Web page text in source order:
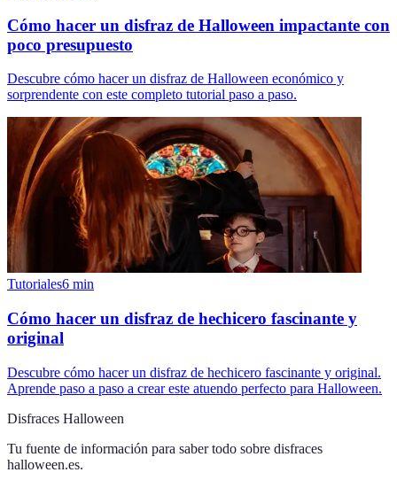
Cómo hacer un disfraz de Halloween impactante con
poco presupuesto
Descubre cómo hacer un disfraz de Halloween económico y
sorprendente con este completo tutorial paso a paso.
Tutoriales6 min
Cómo hacer un disfraz de hechicero fascinante y
original
Descubre cómo hacer un disfraz de hechicero fascinante y original.
Aprende paso a paso a crear este atuendo perfecto para Halloween.
Disfraces Halloween
Tu fuente de información para saber todo sobre disfraces
halloween.es.